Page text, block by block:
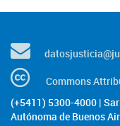
Commons
(+5411) 5300-4000 |
Autónoma de Buenos